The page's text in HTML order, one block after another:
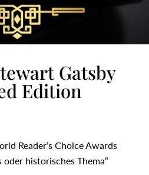
Gatsby
Edition
Reader’s Choice Awards
historisches Thema“